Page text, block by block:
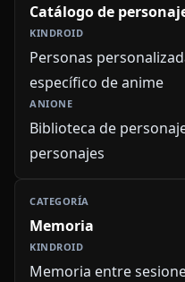
Catálogo de
Personas
específico de anime
Biblioteca de
personajes
Memoria
Memoria entre